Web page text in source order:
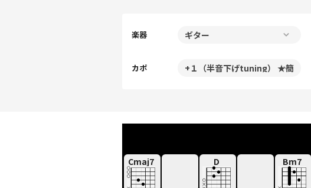
楽器
カポ
Cmaj7 D Bm7